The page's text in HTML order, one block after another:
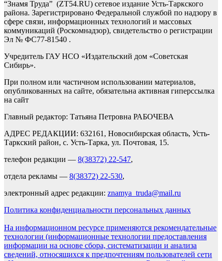
“Знамя Труда” (ZT54.RU) сетевое издание Усть-Таркского
района. Зарегистрировано Федеральной службой по надзору в
сфере связи, информационных технологий и массовых
коммуникаций (Роскомнадзор), свидетельство о регистрации
Эл № ФС77-81540 .
Учредитель ГАУ НСО «Издательский дом «Советская
Сибирь».
При полном или частичном использовании материалов,
опубликованных на сайте, обязательна активная гиперссылка
на сайт
Главный редактор: Татьяна Петровна РАБОЧЕВА
АДРЕС РЕДАКЦИИ: 632161, Новосибирская область, Усть-
Таркский район, с. Усть-Тарка, ул. Почтовая, 15.
телефон редакции — 8(38372) 22-547,
отдела рекламы — 8(38372) 22-530,
электронный адрес редакции: znamya_truda@mail.ru
Политика конфиденциальности персональных данных
На информационном ресурсе применяются рекомендательные
технологии (информационные технологии предоставления
информации на основе сбора, систематизации и анализа
сведений, относящихся к предпочтениям пользователей сети